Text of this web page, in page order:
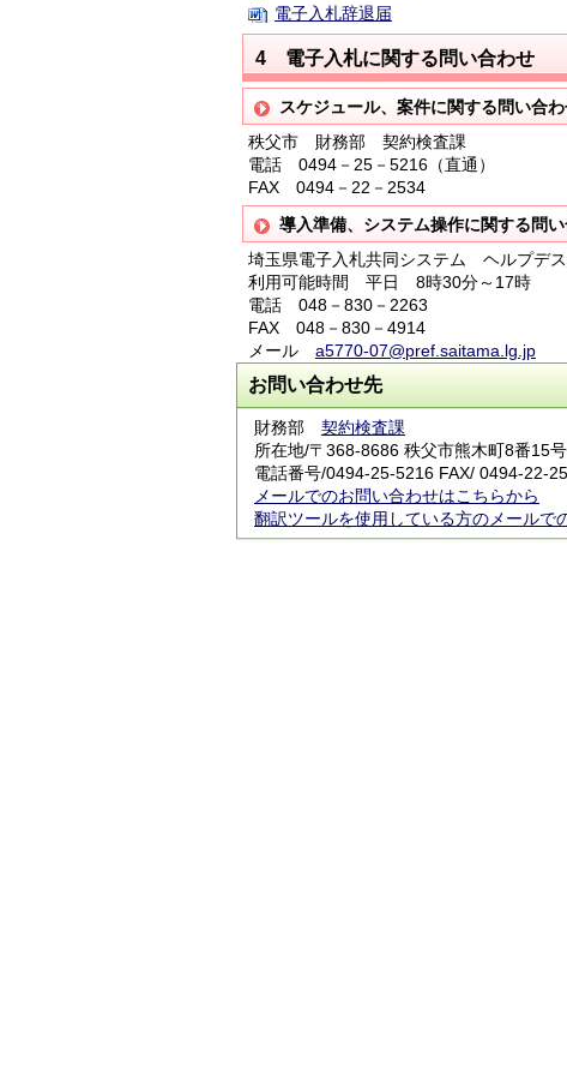
電子入札辞退届
4 電子入札に関する問い合わせ
スケジュール、案件に関する問い合
秩父市 財務部 契約検査課
電話 0494－25－5216（直通）
FAX 0494－22－2534
導入準備、システム操作に関する問
埼玉県電子入札共同システム ヘルプデ
利用可能時間 平日 8時30分～17時
電話 048－830－2263
FAX 048－830－4914
メール a5770-07@pref.saitama.lg.jp
お問い合わせ先
財務部 契約検査課
所在地/〒368-8686 秩父市熊木町8番15
電話番号/0494-25-5216 FAX/ 0494-22-
メールでのお問い合わせはこちらから
翻訳ツールを使用している方のメールで